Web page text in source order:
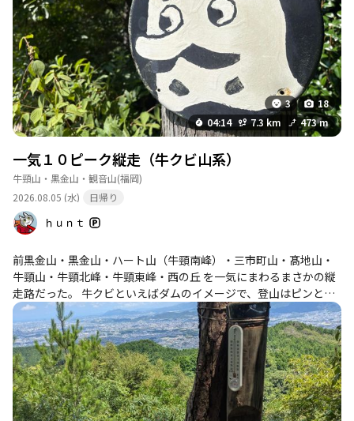
3
18
04:14
7.3 km 473 m
一気１０ピーク縦走（牛クビ山系）
牛頸山・黒金山・観音山(福岡)
2026.08.05 (水)
日帰り
ｈｕｎｔ
前黒金山・黒金山・ハート山（牛頸南峰）・三市町山・髙地山・
牛頸山・牛頸北峰・牛頸東峰・西の丘 を一気にまわるまさかの縦
走路だった。 牛クビといえばダムのイメージで、登山はピンとこ
なかったけど、歩いてみたらとてもイイ縦走路。これは気に入っ
た！ １１時ごろ登頂開始したのだが、黒金山の温度計が２１℃く
らいを指していた。故障？ ほんと？ たしかに涼しくはあった
が。 全体的に木陰ということもあって、好印象な縦走路だった。
なにも考えず、ひたすら縦走に没頭したいときなんかに、すごく
良さそう。これはホームに決定！